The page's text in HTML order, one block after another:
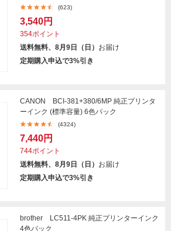
(623)
3,540円
354ポイント
送料無料、8月9日（日） お届け
定期購入申込で3%引き
CANON BCI-381+380/6MP 純正プリンタ
ーインク (標準容量) 6色パック
(4324)
7,440円
744ポイント
送料無料、8月9日（日） お届け
定期購入申込で3%引き
brother LC511-4PK 純正プリンターインク
4色パック